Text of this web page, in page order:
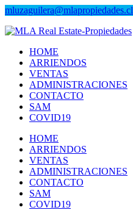
mluzaguilera@mlapropiedades.cl
MLA Real Estate-Propiedades
MLA Real Estate-Propiedades
HOME
ARRIENDOS
VENTAS
ADMINISTRACIONES
CONTACTO
SAM
COVID19
HOME
ARRIENDOS
VENTAS
ADMINISTRACIONES
CONTACTO
SAM
COVID19